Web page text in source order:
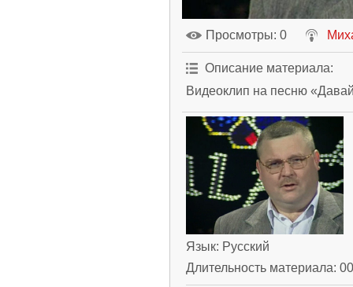
Просмотры: 0
Описание материала:
Видеоклип на песню
Язык: Русский
Длительность материала: